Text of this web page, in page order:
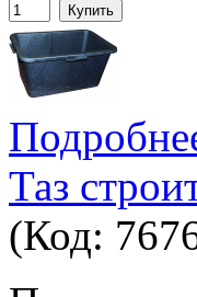
Купить
Таз
(Код: